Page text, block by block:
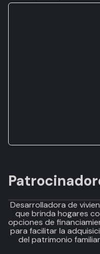
Desarrolladora de
que brinda hogares
opciones de
para facilitar la
del patrimonio